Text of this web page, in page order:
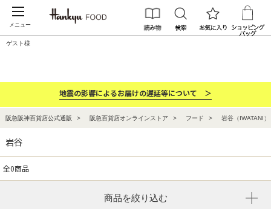
メニュー
ゲスト様
地震の影響によるお届けの遅延等について ＞
阪急阪神百貨店公式通販 阪急百貨店オンラインストア フード 岩谷（IWATANI）
商品を絞り込む
岩谷
全0商品